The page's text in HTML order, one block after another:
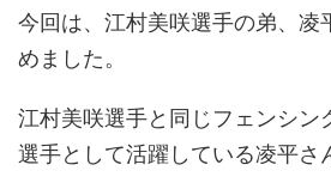
今回は、江村美咲選手の弟、凌
めました。
江村美咲選手と同じフェンシン
選手として活躍している凌平さ